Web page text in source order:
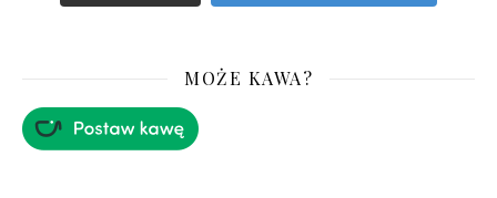
MOŻE KAWA?